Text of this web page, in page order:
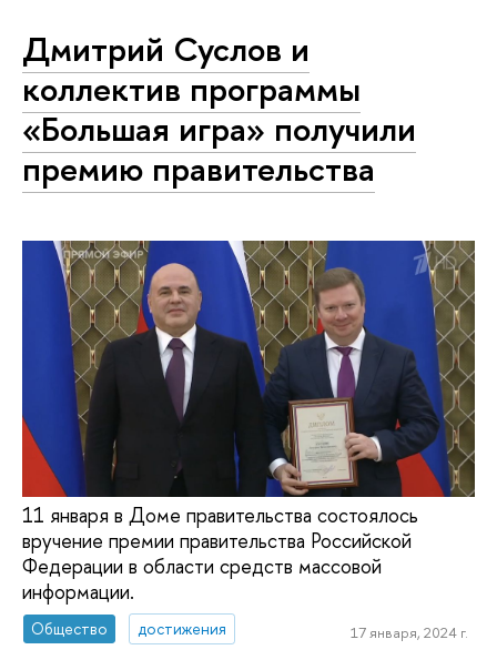
Дмитрий Суслов и
коллектив программы
«Большая игра» получили
премию правительства
11 января в Доме правительства состоялось
вручение премии правительства Российской
Федерации в области средств массовой
информации.
Общество достижения 17 января, 2024 г.